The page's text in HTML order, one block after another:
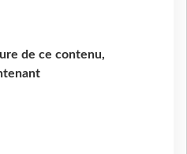
de ce contenu,